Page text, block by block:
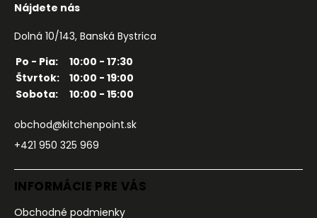
Nájdete nás
Dolná 10/143, Banská Bystrica
Po - Pia:
10:00 - 17:30
Štvrtok:
10:00 - 19:00
Sobota:
10:00 - 15:00
obchod@kitchenpoint.sk
+421 950 325 969
INFORMÁCIE PRE VÁS
Obchodné podmienky